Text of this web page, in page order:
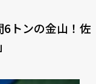
トンの⾦⼭！佐